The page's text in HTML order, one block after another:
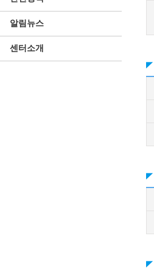
알림뉴스
센터소개